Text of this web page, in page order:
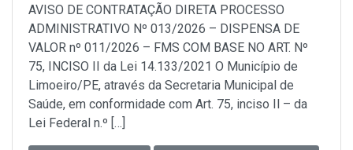
AVISO DE CONTRATAÇÃO DIRETA PROCESSO
ADMINISTRATIVO Nº 013/2026 – DISPENSA DE
VALOR nº 011/2026 – FMS COM BASE NO ART. Nº
75, INCISO II da Lei 14.133/2021 O Município de
Limoeiro/PE, através da Secretaria Municipal de
Saúde, em conformidade com Art. 75, inciso Il – da
Lei Federal n.º […]